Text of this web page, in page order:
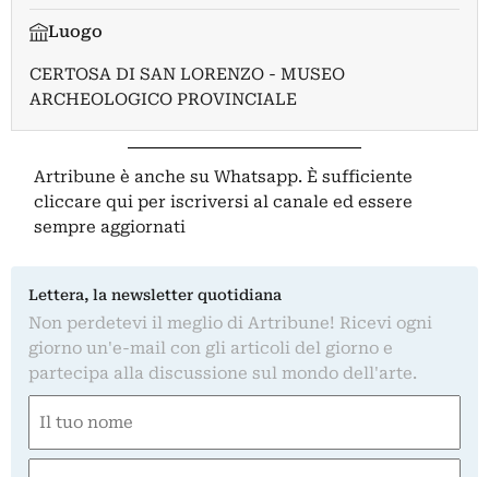
Luogo
CERTOSA DI SAN LORENZO - MUSEO
ARCHEOLOGICO PROVINCIALE
Artribune è anche su Whatsapp. È sufficiente
cliccare qui per iscriversi al canale ed essere
sempre aggiornati
Lettera, la newsletter quotidiana
Non perdetevi il meglio di Artribune! Ricevi ogni
giorno un'e-mail con gli articoli del giorno e
partecipa alla discussione sul mondo dell'arte.
(Obbligatorio)
Nome